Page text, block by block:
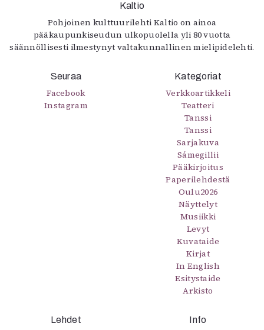
Kaltio
Pohjoinen kulttuurilehti Kaltio on ainoa
pääkaupunkiseudun ulkopuolella yli 80 vuotta
säännöllisesti ilmestynyt valtakunnallinen mielipidelehti.
Seuraa
Facebook
Instagram
Kategoriat
Verkkoartikkeli
Teatteri
Tanssi
Tanssi
Sarjakuva
Sámegillii
Pääkirjoitus
Paperilehdestä
Oulu2026
Näyttelyt
Musiikki
Levyt
Kuvataide
Kirjat
In English
Esitystaide
Arkisto
Lehdet Info